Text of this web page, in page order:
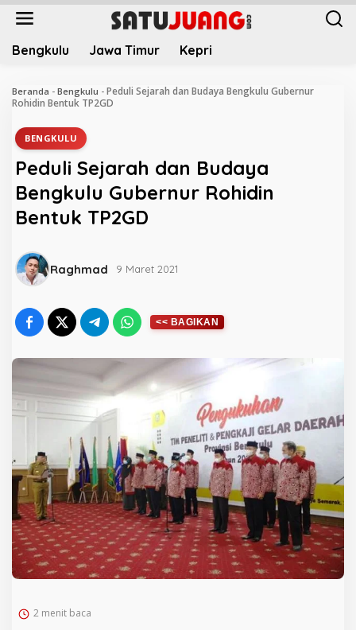
L
Bengkulu Jawa Timur Kepri
Beranda - Bengkulu - Peduli Sejarah dan Budaya Bengkulu Gubernur
Rohidin Bentuk TP2GD
BENGKULU
Peduli Sejarah dan Budaya
Bengkulu Gubernur Rohidin
Bentuk TP2GD
Raghmad 9 Maret 2021
2 menit baca